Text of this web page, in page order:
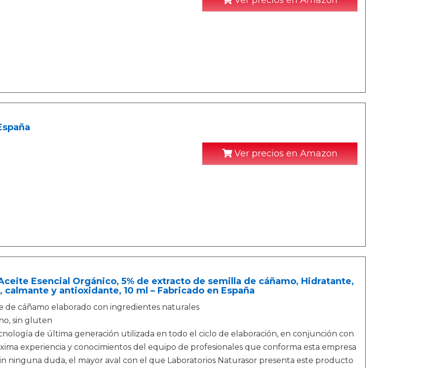
Ver precios en Amazon
Esencial Orgánico, 5% de extracto de semilla de cáñamo, Hidratante,
y antioxidante, 10 ml – Fabricado en España
de cáñamo elaborado con ingredientes naturales
sin gluten
de última generación utilizada en todo el ciclo de elaboración, en conjunción con
experiencia y conocimientos del equipo de profesionales que conforma esta empresa
ninguna duda, el mayor aval con el que Laboratorios Naturasor presenta este producto